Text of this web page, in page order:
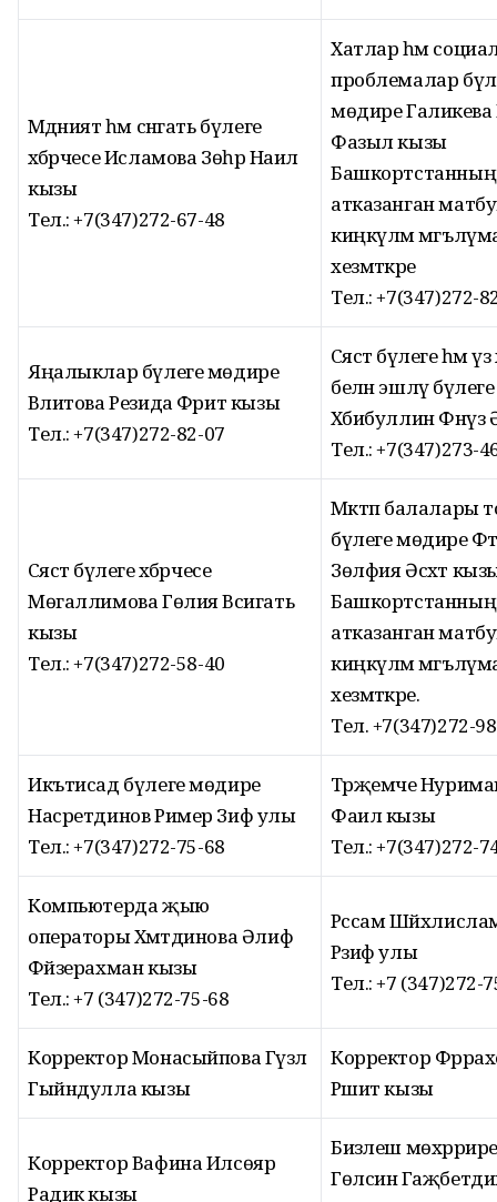
Мәдәният һәм сәнгать бүлеге
хәбәрчесе Исламова Зөһрә Наил
кызы
Тел.: +7(347)272-67-48
Хатлар һәм
проблемалар
мөдире Галикәева
Фазыл кызы
Башкортстанның
атказанган
киңкүләм
хезмәткәре
Тел.: +7(347)272-
Яңалыклар бүлеге мөдире
Вәлитова Резида Фәрит кызы
Тел.: +7(347)272-82-07
Сәясәт бүлеге һәм үз
белән эшләү
Хәбибуллин
Тел.: +7(347)273-
Сәясәт бүлеге хәбәрчесе
Мөгаллимова Гөлия Вәсигать
кызы
Тел.: +7(347)272-58-40
Мәктәп
бүлеге мөдире
Зөлфия Әсхәт
Башкортстанның
атказанган
киңкүләм
хезмәткәре.
Тел. +7(347)272-
Икътисад бүлеге мөдире
Насретдинов Ример Зиф улы
Тел.: +7(347)272-75-68
Тәрҗемәче
Фаил кызы
Тел.: +7(347)272-
Компьютерда җыю
операторы Хәмәтдинова Әлифә
Фәйзерахман кызы
Тел.: +7 (347)272-75-68
Рәссам
Рәзиф улы
Тел.: +7 (347)272-
Корректор Монасыйпова Гүзәл
Гыйндулла кызы
Корректор
Рәшит кызы
Корректор Вафина Илсөяр
Радик кызы
Бизәлеш
Гөлсинә